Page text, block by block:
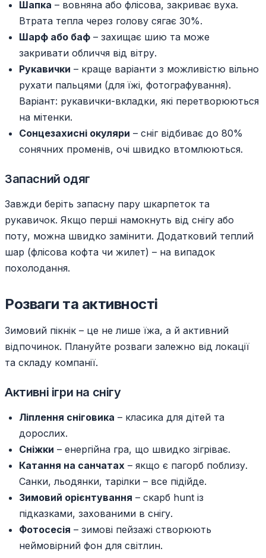
Шапка – вовняна або флісова, закриває вуха.
Втрата тепла через голову сягає 30%.
Шарф або баф – захищає шию та може
закривати обличчя від вітру.
Рукавички – краще варіанти з можливістю вільно
рухати пальцями (для їжі, фотографування).
Варіант: рукавички-вкладки, які перетворюються
на мітенки.
Сонцезахисні окуляри – сніг відбиває до 80%
сонячних променів, очі швидко втомлюються.
Запасний одяг
Завжди беріть запасну пару шкарпеток та
рукавичок. Якщо перші намокнуть від снігу або
поту, можна швидко замінити. Додатковий теплий
шар (флісова кофта чи жилет) – на випадок
похолодання.
Розваги та активності
Зимовий пікнік – це не лише їжа, а й активний
відпочинок. Плануйте розваги залежно від локації
та складу компанії.
Активні ігри на снігу
Ліплення сніговика – класика для дітей та
дорослих.
Сніжки – енергійна гра, що швидко зігріває.
Катання на санчатах – якщо є пагорб поблизу.
Санки, льодянки, тарілки – все підійде.
Зимовий орієнтування – скарб hunt із
підказками, захованими в снігу.
Фотосесія – зимові пейзажі створюють
неймовірний фон для світлин.